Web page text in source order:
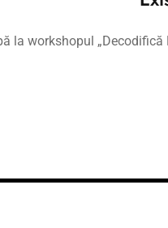
– ofertă specială
la workshopul